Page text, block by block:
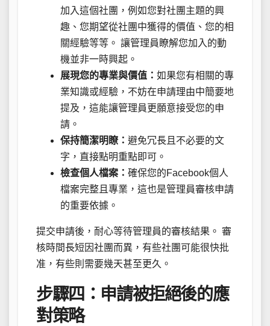
加入這個社團，例如您對社團主題的興
趣、您期望從社團中獲得的價值、您的相
關經驗等等。 讓管理員瞭解您加入的動
機並非一時興起。
展現您的專業與價值： 如果您有相關的專
業知識或經驗，不妨在申請理由中簡要地
提及，這能讓管理員更願意接受您的申
請。
保持簡潔明瞭： 避免冗長且不必要的文
字，直接點明重點即可。
檢查個人檔案： 確保您的Facebook個人
檔案完整且專業，這也是管理員審核申請
的重要依據。
提交申請後，耐心等待管理員的審核結果。 審
核時間長短因社團而異，有些社團可能很快批
准，有些則需要幾天甚至更久。
步驟四：申請被拒絕後的應
對策略